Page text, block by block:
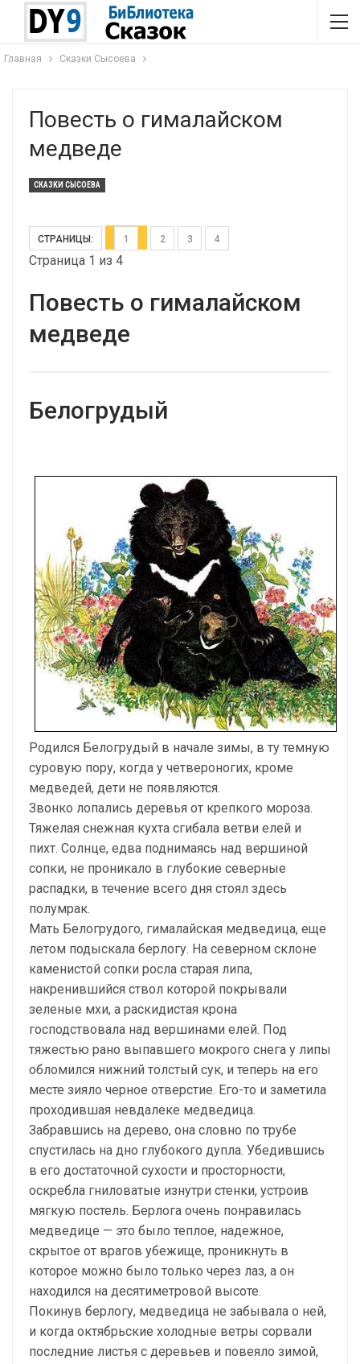
Главная Сказки Сысоева
Повесть о гималайском
медведе
СКАЗКИ СЫСОЕВА
СТРАНИЦЫ: 1 2 3 4
Страница 1 из 4
Повесть о гималайском
медведе
Белогрудый
Родился Белогрудый в начале зимы, в ту темную
суровую пору, когда у четвероногих, кроме
медведей, дети не появляются.
Звонко лопались деревья от крепкого мороза.
Тяжелая снежная кухта сгибала ветви елей и
пихт. Солнце, едва поднимаясь над вершиной
сопки, не проникало в глубокие северные
распадки, в течение всего дня стоял здесь
полумрак.
Мать Белогрудого, гималайская медведица, еще
летом подыскала берлогу. На северном склоне
каменистой сопки росла старая липа,
накренившийся ствол которой покрывали
зеленые мхи, а раскидистая крона
господствовала над вершинами елей. Под
тяжестью рано выпавшего мокрого снега у липы
обломился нижний толстый сук, и теперь на его
месте зияло черное отверстие. Его-то и заметила
проходившая невдалеке медведица.
Забравшись на дерево, она словно по трубе
спустилась на дно глубокого дупла. Убедившись
в его достаточной сухости и просторности,
оскребла гниловатые изнутри стенки, устроив
мягкую постель. Берлога очень понравилась
медведице — это было теплое, надежное,
скрытое от врагов убежище, проникнуть в
которое можно было только через лаз, а он
находился на десятиметровой высоте.
Покинув берлогу, медведица не забывала о ней,
и когда октябрьские холодные ветры сорвали
последние листья с деревьев и повеяло зимой,